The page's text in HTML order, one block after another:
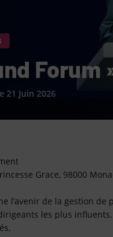
Forum
21 Juin 2026
Grace, 98000
l’avenir de la gestion
les plus